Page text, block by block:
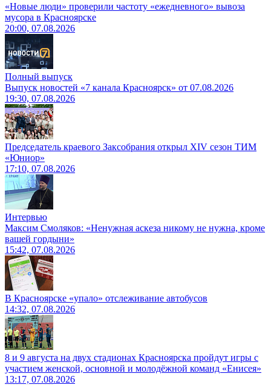
«Новые люди» проверили частоту «ежедневного» вывоза
мусора в Красноярске
20:00, 07.08.2026
Полный выпуск
Выпуск новостей «7 канала Красноярск» от 07.08.2026
19:30, 07.08.2026
Председатель краевого Заксобрания открыл XIV сезон ТИМ
«Юниор»
17:10, 07.08.2026
Интервью
Максим Смоляков: «Ненужная аскеза никому не нужна, кроме
вашей гордыни»
15:42, 07.08.2026
В Красноярске «упало» отслеживание автобусов
14:32, 07.08.2026
8 и 9 августа на двух стадионах Красноярска пройдут игры с
участием женской, основной и молодёжной команд «Енисея»
13:17, 07.08.2026